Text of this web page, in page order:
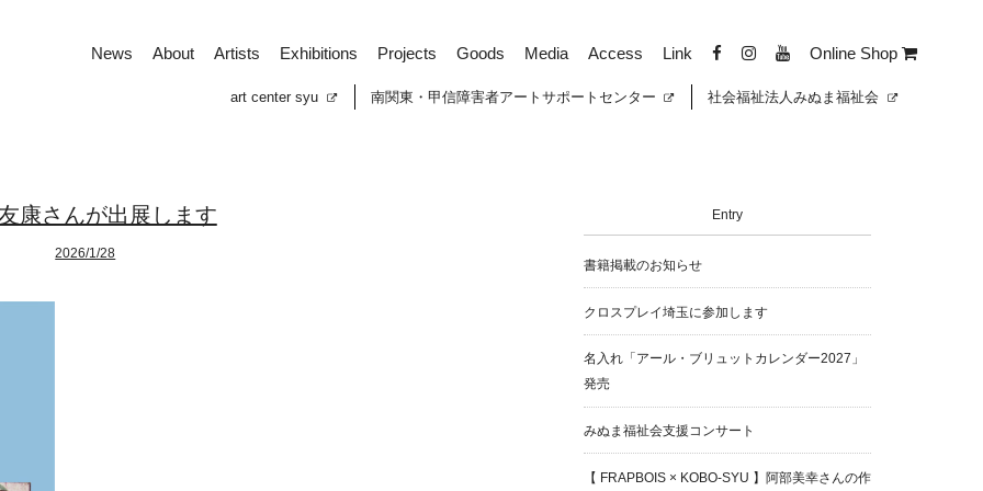
News About Artists Exhibitions Projects Goods Media Access Link Online Shop
art center syu 南関東・甲信障害者アートサポートセンター 社会福祉法人みぬま福祉会
康さんが出展します
2026/1/28
Entry
書籍掲載のお知らせ
クロスプレイ埼玉に参加します
名入れ「アール・ブリュットカレンダー2027」
発売
みぬま福祉会支援コンサート
【 FRAPBOIS × KOBO-SYU 】阿部美幸さんの作